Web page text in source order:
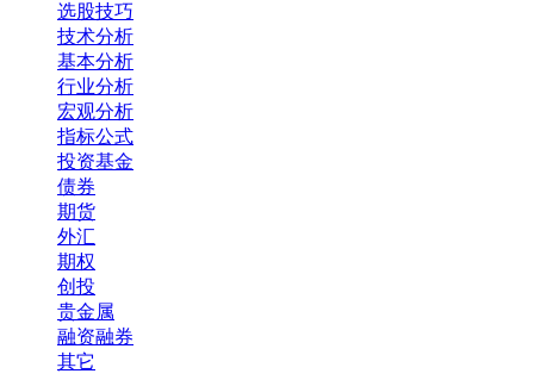
选股技巧
技术分析
基本分析
行业分析
宏观分析
指标公式
投资基金
债券
期货
外汇
期权
创投
贵金属
融资融券
其它